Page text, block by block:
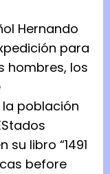
Hernando
para
hombres, los
población
su libro “1491
before